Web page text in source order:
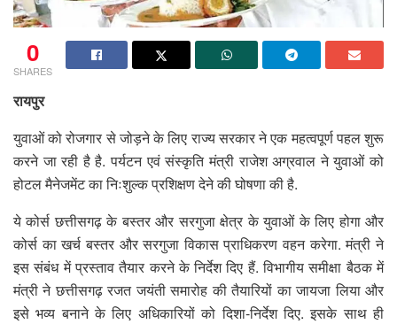
0
SHARES
रायपुर
युवाओं को रोजगार से जोड़ने के लिए राज्य सरकार ने एक महत्वपूर्ण पहल शुरू
करने जा रही है है. पर्यटन एवं संस्कृति मंत्री राजेश अग्रवाल ने युवाओं को
होटल मैनेजमेंट का निःशुल्क प्रशिक्षण देने की घोषणा की है.
ये कोर्स छत्तीसगढ़ के बस्तर और सरगुजा क्षेत्र के युवाओं के लिए होगा और
कोर्स का खर्च बस्तर और सरगुजा विकास प्राधिकरण वहन करेगा. मंत्री ने
इस संबंध में प्रस्ताव तैयार करने के निर्देश दिए हैं. विभागीय समीक्षा बैठक में
मंत्री ने छत्तीसगढ़ रजत जयंती समारोह की तैयारियों का जायजा लिया और
इसे भव्य बनाने के लिए अधिकारियों को दिशा-निर्देश दिए. इसके साथ ही